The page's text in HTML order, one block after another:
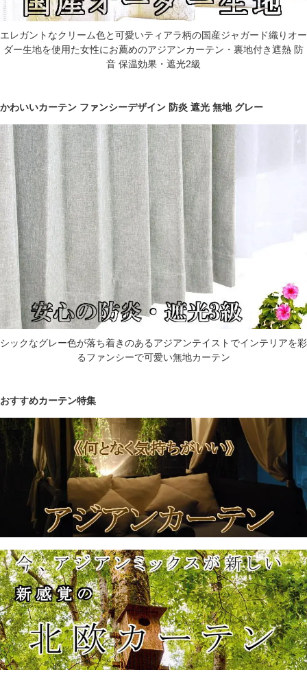
エレガントなクリーム色と可愛いティアラ柄の国産ジャガード織りオー
ダー生地を使用た女性にお薦めのアジアンカーテン・裏地付き遮熱 防
音 保温効果・遮光2級
かわいいカーテン ファンシーデザイン 防炎 遮光 無地 グレー
シックなグレー色が落ち着きのあるアジアンテイストでインテリアを彩
るファンシーで可愛い無地カーテン
おすすめカーテン特集